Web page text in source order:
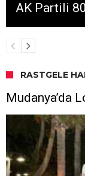
AK Partili
RASTGELE
Mudanya’da